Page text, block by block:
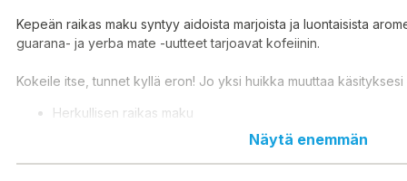
Kepeän raikas maku syntyy aidoista marjoista ja luontaisista
guarana- ja yerba mate -uutteet tarjoavat kofeiinin.
Kokeile itse, tunnet kyllä eron! Jo yksi huikka muuttaa käsityksesi
Herkullisen raikas maku
Luonnollista virkeyttä ja keskittymiskykyä
Soveltuu ketogeeniseen ruokavalioon
Täysin sokeriton
Näytä enemmän